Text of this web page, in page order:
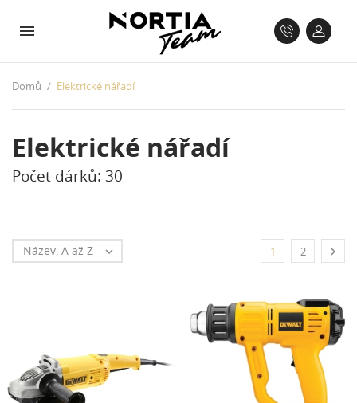
Domů Elektrické nářadí
Elektrické nářadí
Počet dárků: 30
Název, A až Z  1 2 